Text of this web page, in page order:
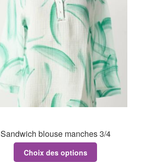
Sandwich blouse manches 3/4
Choix des options